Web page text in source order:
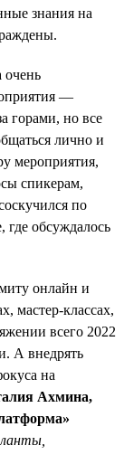
знания на
очень
—
горами, но все
лично и
мероприятия,
спикерам,
по
обсуждалось
онлайн и
мастер-классах,
всего 2022
А внедрять
на
Ахмина,